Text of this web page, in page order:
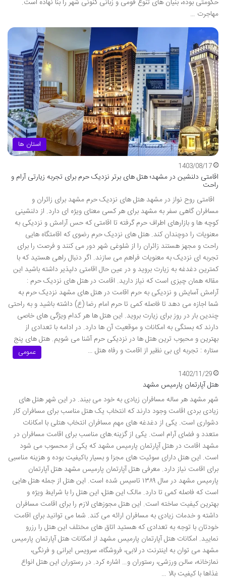
حکومتی بوده، بنیان های تنوع قومی و زبانی کنونی شهر را بنا نهاده است.
مهاجرت …
استان ها
1403/08/17
اقامتی دلنشین در مشهد؛ هتل های برتر نزدیک حرم برای تجربه زیارتی آرام و
راحت
اقامتی روح نواز در مشهد هتل های نزدیک حرم مشهد برای زائران و
مسافران گاهی سفر به مشهد برای هر کسی معنای ویژه ای دارد. از دلنشینی
کوچه ها و بازارهای اطراف حرم گرفته تا اقامتی که حس آرامش و نزدیکی به
معنویات را دوچندان کند. هتل های نزدیک حرم رضوی که اقامتگاه هایی
راحت و مجهز هستند زائران را از شلوغی شهر دور می کنند و فرصت را برای
تجربه ای نزدیک به معنویات فراهم می سازند. اگر دنبال راهی هستید که با
کمترین دغدغه به زیارت بروید و در عین حال اقامتی دلپذیر داشته باشید این
مقاله همان چیزی است که نیاز دارید. اقامت در هتل های نزدیک حرم :
آرامش آسایش و نزدیکی به حرم اقامت در هتل های مشهد نزدیک حرم به
شما اجازه می دهد تا فاصله کمی تا حرم امام رضا (ع) داشته باشید و به راحتی
چندین بار در روز برای زیارت بروید. این هتل ها هر کدام ویژگی های خاصی
دارند که بستگی به امکانات و موقعیت آن ها دارد. در ادامه با تعدادی از
بهترین و محبوب ترین هتل ها در نزدیکی حرم آشنا می شویم. هتل های پنج
ستاره : تجربه ای بی نظیر از اقامت و رفاه هتل …
عمومی
1402/11/29
هتل آپارتمان پارمیس مشهد
شهر مشهد هر ساله مسافران زیادی به خود می بیند. در این شهر هتل های
زیادی بردی اقامت وجود دارند که انتخاب یک هتل مناسب برای مسافران کار
دشواری است. یکی از دغدغه های مهم مسافران انتخاب هتلی با امکانات
متعدد و فضای آرام است. یکی از گزینه.های مناسب برای اقامت مسافران در
مشهد اقامت در هتل آپارتمان پارمیس مشهد که یکی از محسوب می شود
است. این هتل دارای سوئیت های مجزا و بسیار باکیفیت بوده و هزینه مناسبی
برای اقامت نیاز دارد. معرفی هتل آپارتمان پارمیس مشهد هتل آپارتمان
پارمیس مشهد در سال ۱۳۸۹ تاسیس شده است. این هتل از جمله هتل هایی
است که فاصله کمی تا دارد. مالک این هتل، این هتل را با شرایط ویژه و
بهترین کیفیت ساخته است. این هتل مجوزهای لازم را برای اقامت مسافران
داشته و خدمات زیادی به مسافران ارائه می کند. شما می توانید برای اقامت
خودتان با توجه به تعدادی که هستید اتاق های مختلف این هتل را رزرو
نمایید. امکانات هتل آپارتمان پارمیس مشهد از امکانات هتل آپارتمان پارمیس
مشهد می توان به اینترنت در لابی، فروشگاه، سرویس ایرانی و فرنگی،
نمازخانه، سالن ورزشی، رستوران و… اشاره کرد. در رستوران این هتل انواع
غذاها با کیفیت بالا …